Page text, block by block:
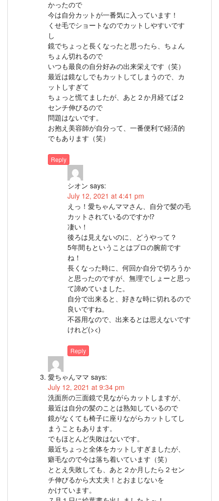
かったので
今は自分カットが一番気に入っています！
くせ毛でショートなのでカットしやすいです
し
鏡でちょっと長くなったと思ったら、ちょん
ちょん切れるので
いつも最良の自分好みの出来栄えです（笑）
最近は鏡なしでもカットしてしまうので、カ
ットしすぎて
ちょっと慌てましたが、あと２か月経てば２
センチ伸びるので
問題はないです。
お抱え美容師が自分って、一番便利で経済的
でもあります（笑）
Reply
シオン says:
July 12, 2021 at 4:41 pm
えっ！愛ちゃんママさん、自分で髪の毛
カットされているのですか⁉
凄い！
後ろは見えないのに、どうやって？
5年間もということはプロの腕前です
ね！
長くなった時に、何回か自分で切ろうか
と思ったのですが、無理でしょーと思っ
て諦めていました。
自分で出来ると、好きな時に切れるので
良いですね。
不器用なので、出来るとは思えないです
けれど(><)
Reply
愛ちゃんママ says:
July 12, 2021 at 9:34 pm
洗面所の三面鏡で見ながらカットしますが、
最近は自分の髪のことは熟知しているので
鏡がなくても椅子に座りながらカットしてし
まうこともあります。
でもほとんど失敗はないです。
最近ちょっと全体をカットしすぎましたが、
癖毛なので今は落ち着いています（笑）
ととえ失敗しても、あと２か月したら２セン
チ伸びるから大丈夫！とおまじないを
かけています。